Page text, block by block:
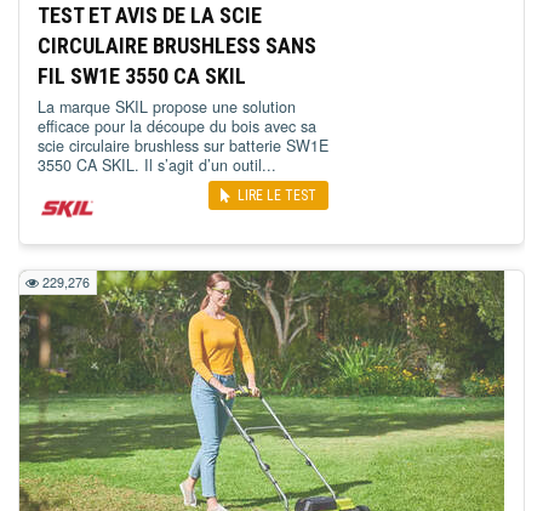
TEST ET AVIS DE LA SCIE
CIRCULAIRE BRUSHLESS SANS
FIL SW1E 3550 CA SKIL
La marque SKIL propose une solution
efficace pour la découpe du bois avec sa
scie circulaire brushless sur batterie SW1E
3550 CA SKIL. Il s’agit d’un outil...
LIRE LE TEST
229,276